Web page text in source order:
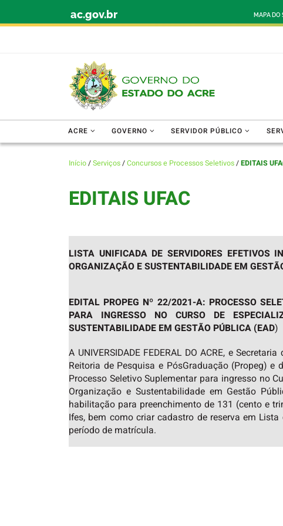
ac.gov.br MAPA DO
ACRE GOVERNO SERVIDOR PÚBLICO
Início/Serviços/Concursos e Processos Seletivos/EDITAIS
EDITAIS UFAC
LISTA UNIFICADA DE SERVIDORES EFETIVOS
ORGANIZAÇÃO E SUSTENTABILIDADE EM
EDITAL PROPEG Nº 22/2021-A: PROCESSO
PARA INGRESSO NO CURSO DE
SUSTENTABILIDADE EM GESTÃO PÚBLICA (EAD)
A UNIVERSIDADE FEDERAL DO ACRE, e
Reitoria de Pesquisa e PósGraduação (Propeg)
Processo Seletivo Suplementar para ingresso no
Organização e Sustentabilidade em Gestão
habilitação para preenchimento de 131 (cento e
Ifes, bem como criar cadastro de reserva em
período de matrícula.